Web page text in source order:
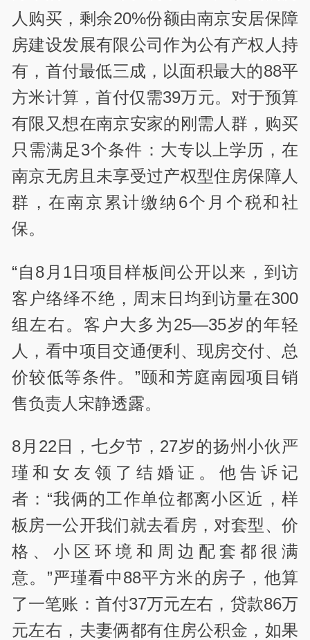
人购买，剩余20%份额由南京安居保障
房建设发展有限公司作为公有产权人持
有，首付最低三成，以面积最大的88平
方米计算，首付仅需39万元。对于预算
有限又想在南京安家的刚需人群，购买
只需满足3个条件：大专以上学历，在
南京无房且未享受过产权型住房保障人
群，在南京累计缴纳6个月个税和社
保。
“自8月1日项目样板间公开以来，到访
客户络绎不绝，周末日均到访量在300
组左右。客户大多为25—35岁的年轻
人，看中项目交通便利、现房交付、总
价较低等条件。”颐和芳庭南园项目销
售负责人宋静透露。
8月22日，七夕节，27岁的扬州小伙严
瑾和女友领了结婚证。他告诉记
者：“我俩的工作单位都离小区近，样
板房一公开我们就去看房，对套型、价
格、小区环境和周边配套都很满
意。”严瑾看中88平方米的房子，他算
了一笔账：首付37万元左右，贷款86万
元左右，夫妻俩都有住房公积金，如果